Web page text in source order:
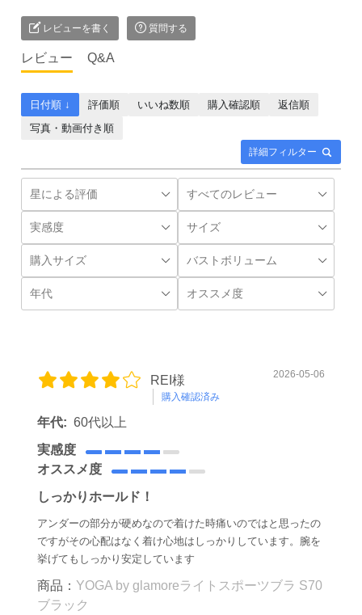
レビューを書く 質問する
レビュー Q&A
詳細フィルター
日付順 ↓ 評価順 いいね数順 購入確認順
返信順
写真・動画付き順
REI様
購入確認済み
2026-05-06
年代: 60代以上
実感度
オススメ度
しっかりホールド！
アンダーの部分が硬めなので着けた時痛いのではと思ったの
ですがその心配はなく着け心地はしっかりしています。腕を
挙げてもしっかり安定しています
商品： YOGA by glamoreライトスポーツブラ S70
ブラック